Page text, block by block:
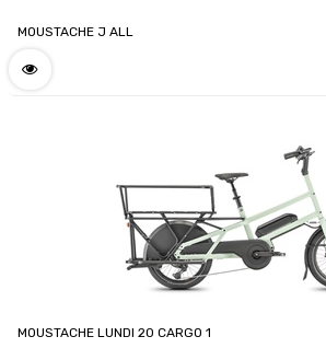
MOUSTACHE J ALL
MOUSTACHE LUNDI 20 CARGO 1